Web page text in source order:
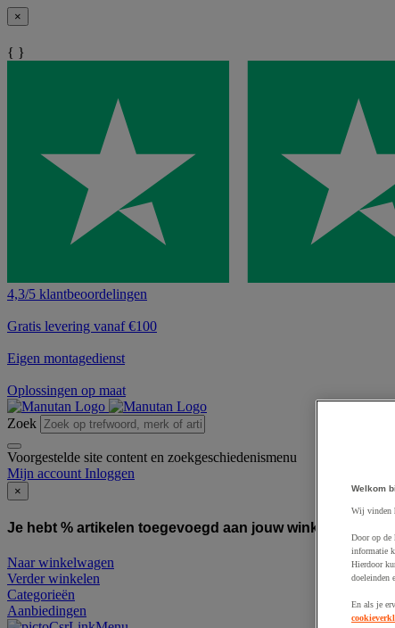
×
{ }
4,3/5 klantbeoordelingen
Gratis levering vanaf €100
Eigen montagedienst
Oplossingen op maat
Zoek
Voorgestelde site content en zoekgeschiedenismenu
Mijn account Inloggen
×
Je hebt % artikelen toegevoegd aan jouw winkelwagen:
Naar winkelwagen
Verder winkelen
Categorieën
Aanbiedingen
Welkom
Wij vinden
Door op de
informatie
Hierdoor
doeleinden
En als je